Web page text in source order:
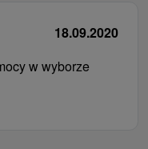
18.09.2020
w wyborze